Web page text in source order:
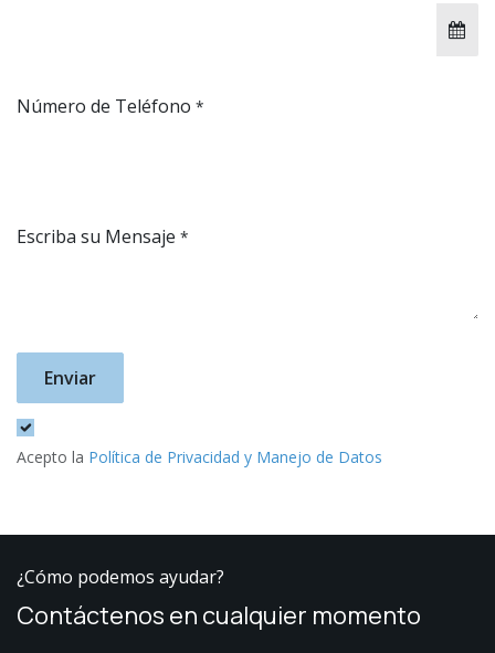
Número de Teléfono *
Escriba su Mensaje *
Enviar
Acepto la Política de Privacidad y Manejo de Datos
¿Cómo podemos ayudar?
Contáctenos en cualquier momento